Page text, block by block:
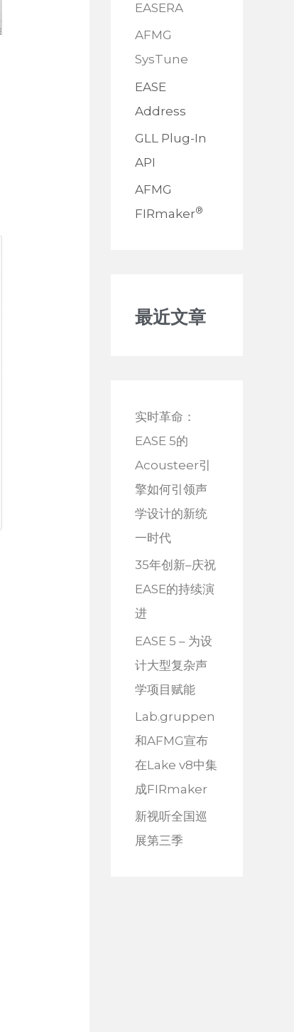
EASERA
AFMG
SysTune
EASE
Address
GLL Plug-In
API
AFMG
FIRmaker®
最近文章
实时革命：
EASE 5的
Acousteer引
擎如何引领声
学设计的新统
一时代
35年创新–庆祝
EASE的持续演
进
EASE 5 – 为设
计大型复杂声
学项目赋能
Lab.gruppen
和AFMG宣布
在Lake v8中集
成FIRmaker
新视听全国巡
展第三季​​